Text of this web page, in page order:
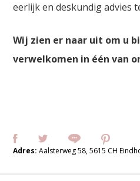
eerlijk en deskundig advies
Wij zien er naar uit om u
verwelkomen in één van
Adres:Aalsterweg 58, 5615 CH